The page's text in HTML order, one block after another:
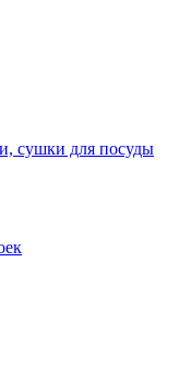
сушки для посуды